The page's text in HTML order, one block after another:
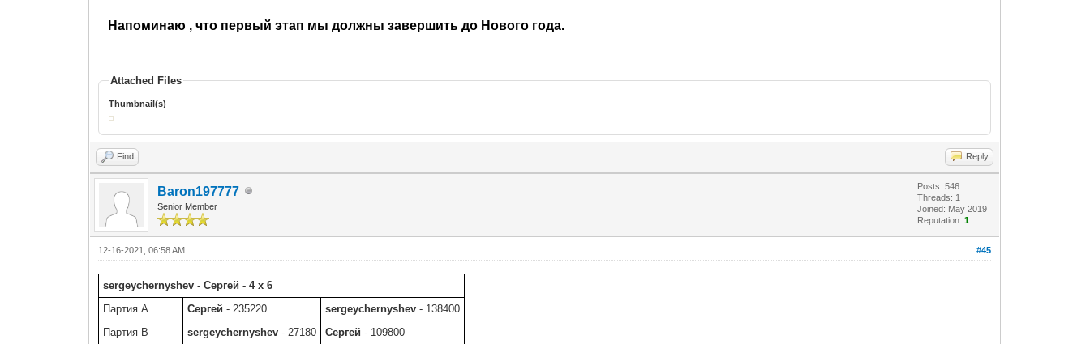
Напоминаю , что первый этап мы должны завершить до Нового года.
Attached Files
Thumbnail(s)
Find Reply
Baron197777
Senior Member
Posts: 546
Threads: 1
Joined: May 2019
Reputation:1
#45
12-16-2021, 06:58 AM
sergeychernyshev - Сергей - 4 x 6
Партия A
Сергей - 235220 sergeychernyshev - 138400
Партия B
sergeychernyshev - 27180 Сергей - 109800